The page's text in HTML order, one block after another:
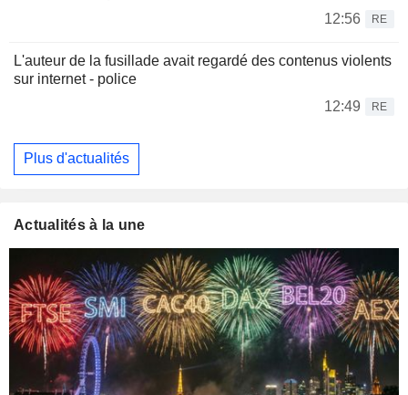
12:56
RE
L'auteur de la fusillade avait regardé des contenus violents
sur internet - police
12:49
RE
Plus d'actualités
Actualités à la une